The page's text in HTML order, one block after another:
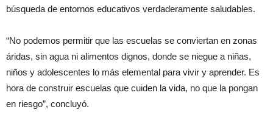
búsqueda de entornos educativos verdaderamente saludables.
“No podemos permitir que las escuelas se conviertan en zonas
áridas, sin agua ni alimentos dignos, donde se niegue a niñas,
niños y adolescentes lo más elemental para vivir y aprender. Es
hora de construir escuelas que cuiden la vida, no que la pongan
en riesgo”, concluyó.